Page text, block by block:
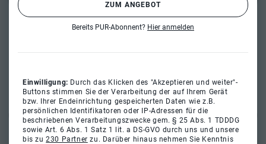
ZUM ANGEBOT
Bereits PUR-Abonnent? Hier anmelden
Einwilligung: Durch das Klicken des "Akzeptieren und weiter"-
Buttons stimmen Sie der Verarbeitung der auf Ihrem Gerät
bzw. Ihrer Endeinrichtung gespeicherten Daten wie z.B.
persönlichen Identifikatoren oder IP-Adressen für die
beschriebenen Verarbeitungszwecke gem. § 25 Abs. 1 TDDDG
sowie Art. 6 Abs. 1 Satz 1 lit. a DS-GVO durch uns und unsere
bis zu230 Partner zu. Darüber hinaus nehmen Sie Kenntnis